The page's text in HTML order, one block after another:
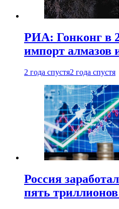
РИА: Гонконг в
импорт алмазов
2 года спустя2 года спустя
Россия
пять